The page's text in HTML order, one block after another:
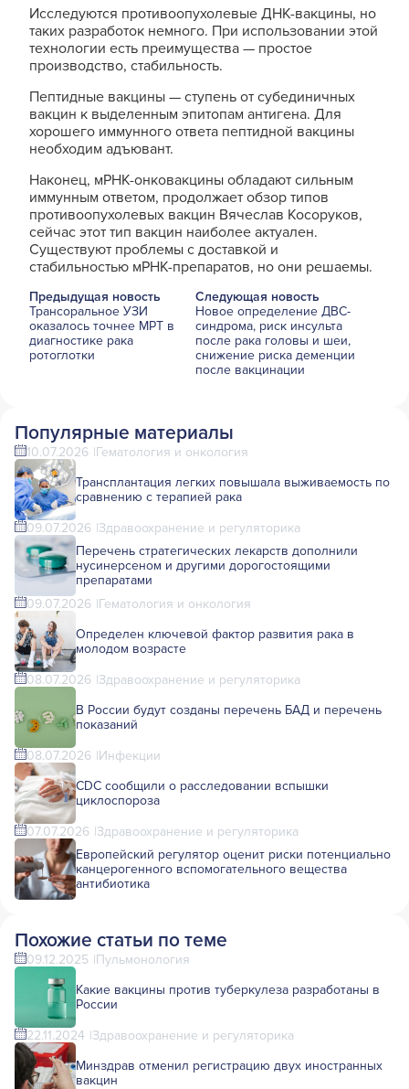
Исследуются противоопухолевые ДНК-вакцины, но
таких разработок немного. При использовании этой
технологии есть преимущества — простое
производство, стабильность.
Пептидные вакцины — ступень от субединичных
вакцин к выделенным эпитопам антигена. Для
хорошего иммунного ответа пептидной вакцины
необходим адъювант.
Наконец, мРНК-онковакцины обладают сильным
иммунным ответом, продолжает обзор типов
противоопухолевых вакцин Вячеслав Косоруков,
сейчас этот тип вакцин наиболее актуален.
Существуют проблемы с доставкой и
стабильностью мРНК-препаратов, но они решаемы.
Предыдущая новость
Трансоральное УЗИ
оказалось точнее МРТ в
диагностике рака
ротоглотки
Следующая новость
Новое определение ДВС-
синдрома, риск инсульта
после рака головы и шеи,
снижение риска деменции
после вакцинации
Популярные материалы
10.07.2026 Гематология и онкология
Трансплантация легких повышала выживаемость по
сравнению с терапией рака
09.07.2026 Здравоохранение и регуляторика
Перечень стратегических лекарств дополнили
нусинерсеном и другими дорогостоящими
препаратами
09.07.2026 Гематология и онкология
Определен ключевой фактор развития рака в
молодом возрасте
08.07.2026 Здравоохранение и регуляторика
В России будут созданы перечень БАД и перечень
показаний
08.07.2026 Инфекции
CDC сообщили о расследовании вспышки
циклоспороза
07.07.2026 Здравоохранение и регуляторика
Европейский регулятор оценит риски потенциально
канцерогенного вспомогательного вещества
антибиотика
Похожие статьи по теме
09.12.2025 Пульмонология
Какие вакцины против туберкулеза разработаны в
России
22.11.2024 Здравоохранение и регуляторика
Минздрав отменил регистрацию двух иностранных
вакцин